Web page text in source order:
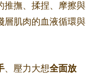
推撫、揉捏、摩擦與
層肌肉的血液循環與
、壓力大想全面放